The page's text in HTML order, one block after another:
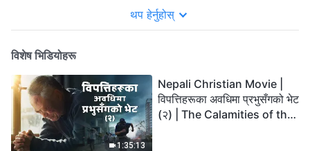
थप हेर्नुहोस्
विशेष भिडियोहरू
1:35:13
Nepali Christian Movie |
विपत्तिहरूका अवधिमा प्रभुसँगको भेट
(२) | The Calamities of the